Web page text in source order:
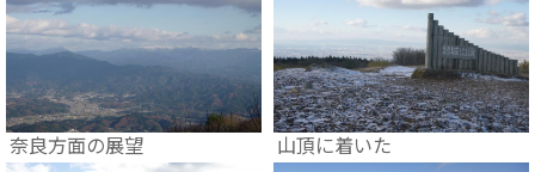
奈良方面の展望 山頂に着いた